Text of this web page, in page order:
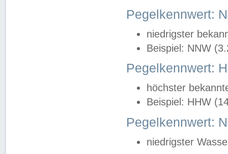
Pegelkennwert:
niedrigster
Beispiel: NNW
Pegelkennwert:
höchster
Beispiel: HHW
Pegelkennwert:
niedrigster